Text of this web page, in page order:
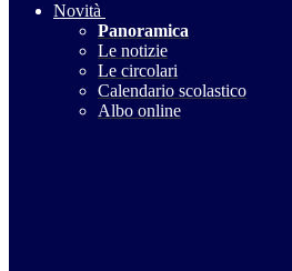
Novità
Panoramica
Le notizie
Le circolari
Calendario scolastico
Albo online